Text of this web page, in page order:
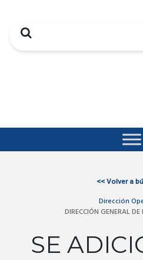
Search
<<Volver a
Dirección
DIRECCIÓN GENERAL
SE